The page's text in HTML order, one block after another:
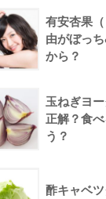
有安杏果
由がぼっ
から？
玉ねぎヨ
正解？食
う？
酢キャベ